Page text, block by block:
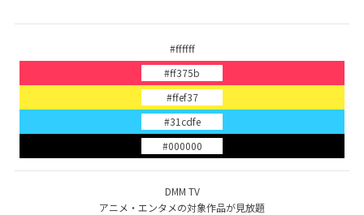
#ffffff
#ff375b
#ffef37
#31cdfe
#000000
DMM TV
アニメ・エンタメの対象作品が見放題